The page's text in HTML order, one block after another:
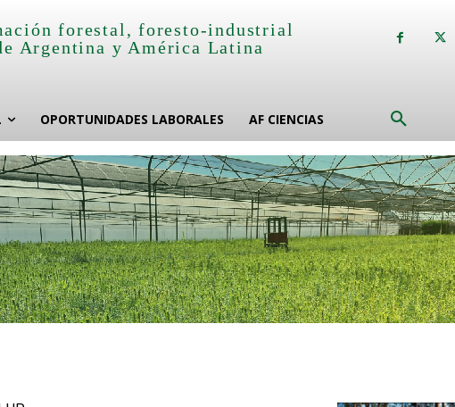
forestal, foresto-industrial
Argentina y América Latina
OPORTUNIDADES LABORALES AF CIENCIAS